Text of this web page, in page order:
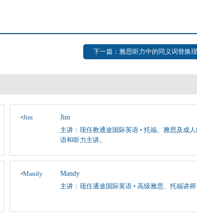
下一篇：雅思听力中的同义词替换
Jim
主讲：现任教通途国际英语 • 托福、雅思及成
语和听力主讲。
Mandy
主讲：现任通途国际英语 • 高级雅思、托福讲